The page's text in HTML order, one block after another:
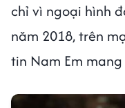
chỉ vì ngoại hình
năm 2018, trên
tin Nam Em